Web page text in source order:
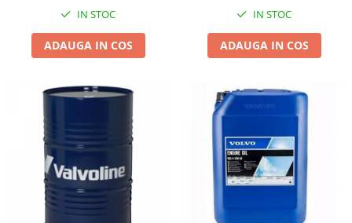
IN STOC
ADAUGA IN COS
IN STOC
ADAUGA IN COS